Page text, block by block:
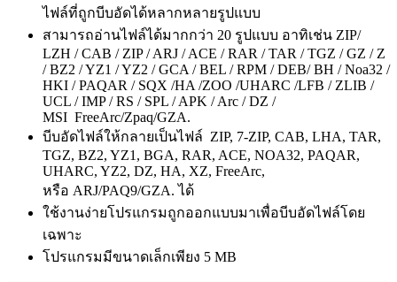
ไฟล์ที่ถูกบีบอัดได้หลากหลายรูปแบบ
สามารถอ่านไฟล์ได้มากกว่า 20 รูปแบบ อาทิเช่น ZIP/
LZH / CAB / ZIP / ARJ / ACE / RAR / TAR / TGZ / GZ / Z
/ BZ2 / YZ1 / YZ2 / GCA / BEL / RPM / DEB/ BH / Noa32 /
HKI / PAQAR / SQX /HA /ZOO /UHARC /LFB / ZLIB /
UCL / IMP / RS / SPL / APK / Arc / DZ /
MSI FreeArc/Zpaq/GZA.
บีบอัดไฟล์ให้กลายเป็นไฟล์ ZIP, 7-ZIP, CAB, LHA, TAR,
TGZ, BZ2, YZ1, BGA, RAR, ACE, NOA32, PAQAR,
UHARC, YZ2, DZ, HA, XZ, FreeArc,
หรือ ARJ/PAQ9/GZA. ได้
ใช้งานง่ายโปรแกรมถูกออกแบบมาเพื่อบีบอัดไฟล์โดย
เฉพาะ
โปรแกรมมีขนาดเล็กเพียง 5 MB